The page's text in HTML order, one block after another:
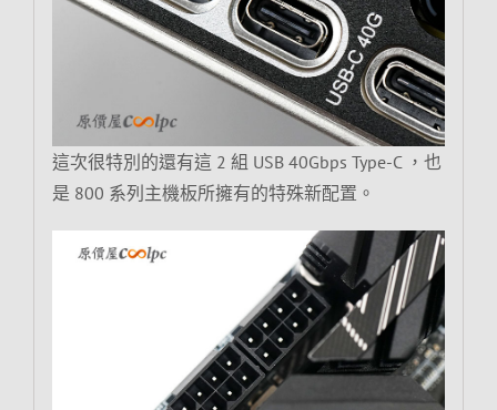
這次很特別的還有這 2 組 USB 40Gbps Type-C ，也
是 800 系列主機板所擁有的特殊新配置。